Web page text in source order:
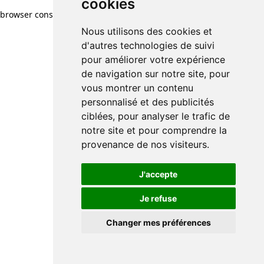
cookies
Nous utilisons des cookies et
d'autres technologies de suivi
pour améliorer votre expérience
de navigation sur notre site, pour
vous montrer un contenu
personnalisé et des publicités
ciblées, pour analyser le trafic de
notre site et pour comprendre la
provenance de nos visiteurs.
J'accepte
Je refuse
Changer mes préférences
browser console for more information)